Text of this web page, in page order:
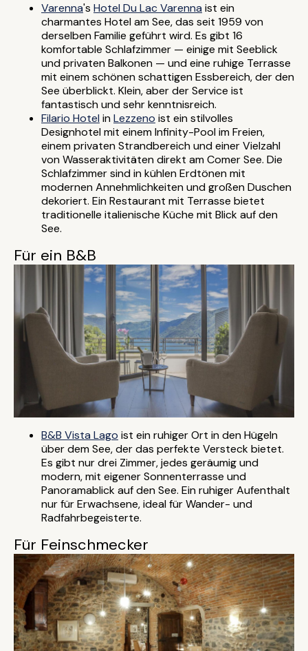
Varenna's Hotel Du Lac Varenna ist ein
charmantes Hotel am See, das seit 1959 von
derselben Familie geführt wird. Es gibt 16
komfortable Schlafzimmer — einige mit Seeblick
und privaten Balkonen — und eine ruhige Terrasse
mit einem schönen schattigen Essbereich, der den
See überblickt. Klein, aber der Service ist
fantastisch und sehr kenntnisreich.
Filario Hotel inLezzeno ist ein stilvolles
Designhotel mit einem Infinity-Pool im Freien,
einem privaten Strandbereich und einer Vielzahl
von Wasseraktivitäten direkt am Comer See. Die
Schlafzimmer sind in kühlen Erdtönen mit
modernen Annehmlichkeiten und großen Duschen
dekoriert. Ein Restaurant mit Terrasse bietet
traditionelle italienische Küche mit Blick auf den
See.
Für ein B&B
B&B Vista Lago ist ein ruhiger Ort in den Hügeln
über dem See, der das perfekte Versteck bietet.
Es gibt nur drei Zimmer, jedes geräumig und
modern, mit eigener Sonnenterrasse und
Panoramablick auf den See. Ein ruhiger Aufenthalt
nur für Erwachsene, ideal für Wander- und
Radfahrbegeisterte.
Für Feinschmecker